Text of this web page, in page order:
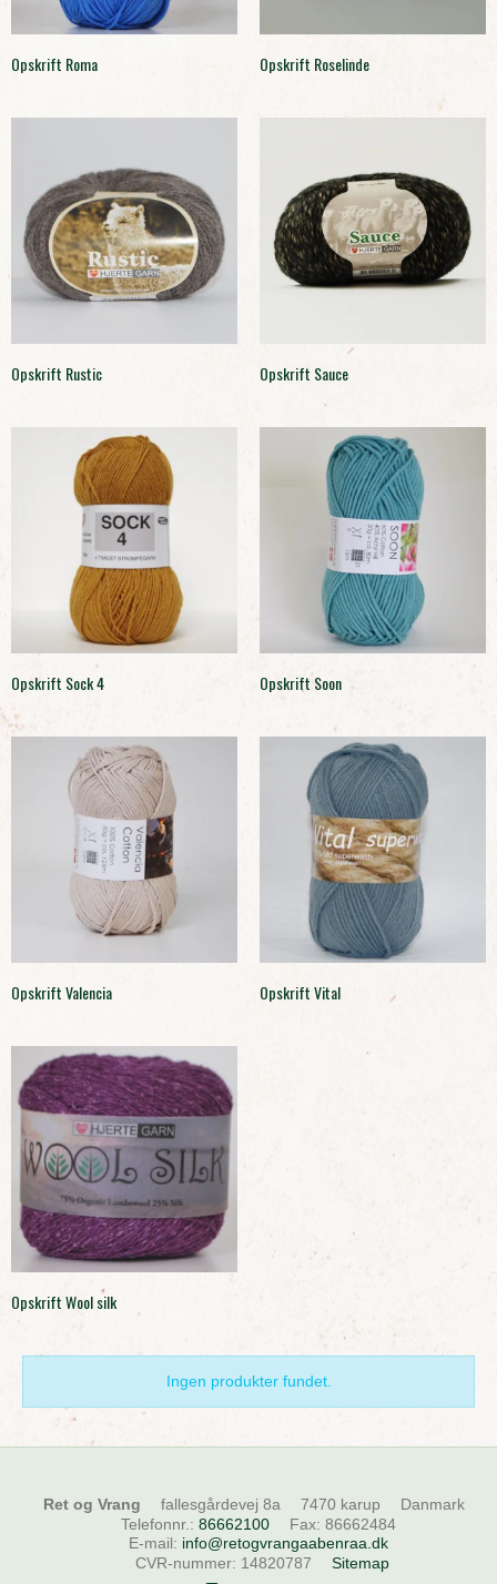
Opskrift Roma Opskrift Roselinde
Opskrift Rustic Opskrift Sauce
Opskrift Sock 4 Opskrift Soon
Opskrift Valencia Opskrift Vital
Opskrift Wool silk
Ingen produkter fundet.
Ret og Vrang fallesgårdevej 8a 7470 karup
Danmark
Telefonnr. : 86662100 Fax: 86662484
E-mail: info@retogvrangaabenraa.dk
CVR-nummer: 14820787
Sitemap